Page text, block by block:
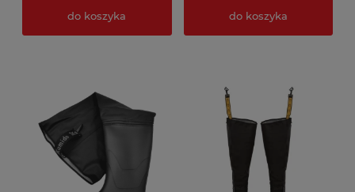
do koszyka do koszyka